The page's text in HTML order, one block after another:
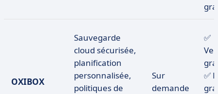
OXIBOX
Sauvegarde
cloud sécurisée,
planification
personnalisée,
politiques de
Sur
demande
✅
✅